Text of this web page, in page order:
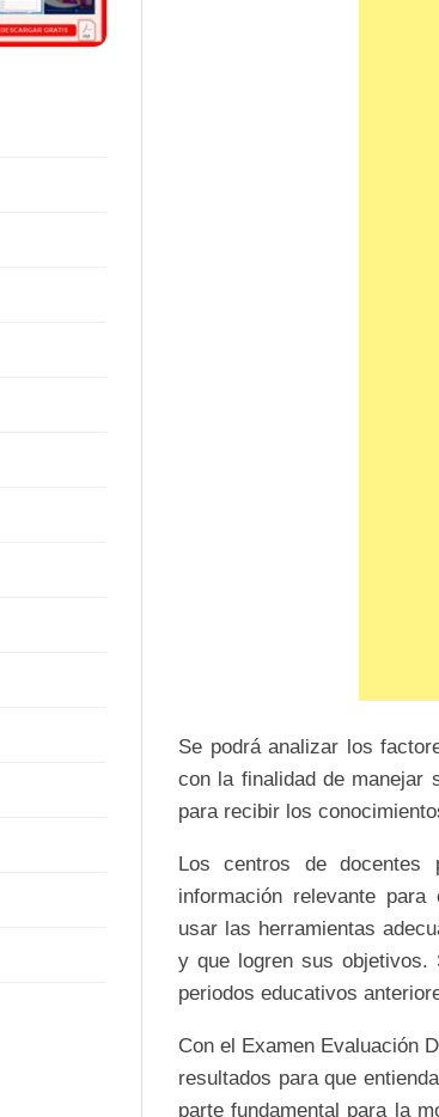
Se podrá analizar los
con la finalidad de manejar
para recibir los
Los centros de docentes
información relevante
usar las herramientas
y que logren sus objetivos.
periodos educativos
Con el Examen Evaluación
resultados para que
parte fundamental para la